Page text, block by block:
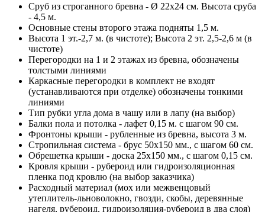
Сруб из строганного бревна - Ø 22х24 см. Высота сруба
- 4,5 м.
Основные стены второго этажа подняты 1,5 м.
Высота 1 эт.-2,7 м. (в чистоте); Высота 2 эт. 2,5-2,6 м (в
чистоте)
Перегородки на 1 и 2 этажах из бревна, обозначены
толстыми линиями
Каркасные перегородки в комплект не входят
(устанавливаются при отделке) обозначены тонкими
линиями
Тип рубки угла дома в чашу или в лапу (на выбор)
Балки пола и потолка - лафет 0,15 м. с шагом 90 см.
Фронтоны крыши - рубленные из бревна, высота 3 м.
Стропильная система - брус 50х150 мм., с шагом 60 см.
Обрешетка крыши - доска 25х150 мм., с шагом 0,15 см.
Кровля крыши - рубероид или гидроизоляционная
пленка под кровлю (на выбор заказчика)
Расходный материал (мох или межвенцовый
утеплитель-льноволокно, гвозди, скобы, деревянные
нагеля, рубероид, гидроизоляция-рубероид в два слоя)